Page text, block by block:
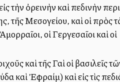
τὴν ὀρεινὴν καὶ πεδινὴν
τῆς Μεσογείου, καὶ οἱ πρὸς
οἱ Γεργεσαῖοι καὶ οἱ
καὶ τῆς Γαὶ οἱ βασιλεῖς
καὶ Ἐφραίμ) καὶ εἰς τὶς